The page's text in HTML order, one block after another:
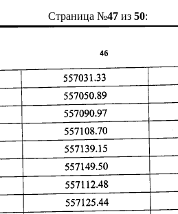
Страница №47из 50: